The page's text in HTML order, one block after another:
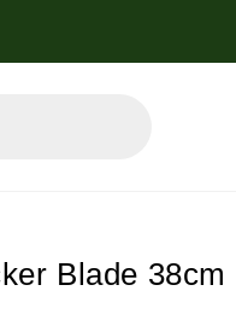
Blade 38cm